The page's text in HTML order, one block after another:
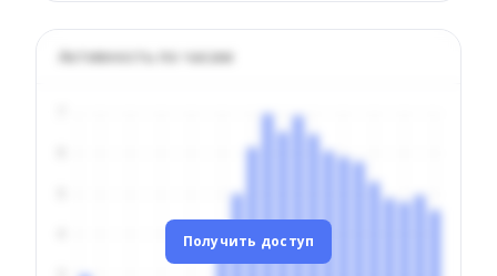
Активность по часам
Получить доступ